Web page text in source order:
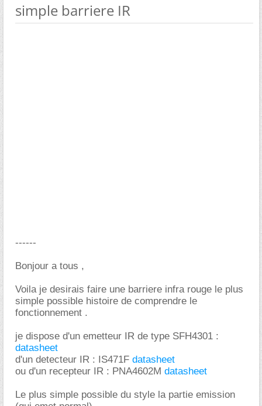
simple barriere IR
------
Bonjour a tous ,
Voila je desirais faire une barriere infra rouge le plus
simple possible histoire de comprendre le
fonctionnement .
je dispose d'un emetteur IR de type SFH4301 :
datasheet
d'un detecteur IR : IS471F datasheet
ou d'un recepteur IR : PNA4602M datasheet
Le plus simple possible du style la partie emission